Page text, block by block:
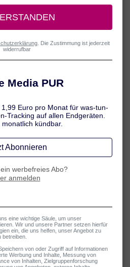
meist auf Fehlhaltungen bzw. eine
zurück. Oft spielen auch psychische
da auch Stress, Ängste und Sorgen
die Muskeln in Nacken, Schulter und
im Überblick
unnatürliche Körperhaltungen wie
Position am PC oder im Auto,
untrainierte Muskulatur
Muskulatur aus dem Gleichgewicht
führen. Untrainierte Muskeln
ungewohnte Belastungen
Arbeit mit ungewohnten,
(z. B. bei der Haus- oder
oder Schwangerschaft.
Überforderung, Ängste oder